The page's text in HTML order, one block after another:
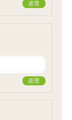
返信
返信